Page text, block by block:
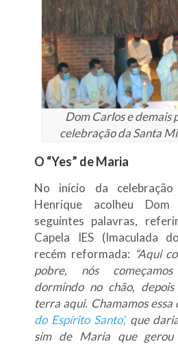
Dom Carlos e demais
celebração da Santa
O “Yes” de Maria
No início da
Henrique acolheu
seguintes palavras,
Capela IES (Imaculada
recém reformada: “Aqui
pobre, nós
dormindo no chão, depois
terra aqui. Chamamos essa
do Espírito Santo’,que daria
sim de Maria que gerou